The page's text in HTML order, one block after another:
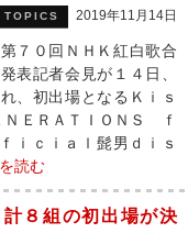
TOPICS 2019年11月14日
７０回ＮＨＫ紅白歌合
表記者会見が１４日、
、初出場となるＫｉｓ
ＮＥＲＡＴＩＯＮＳ ｆ
ｃｉａｌ髭男ｄｉｓ
読む
８組の初出場が決